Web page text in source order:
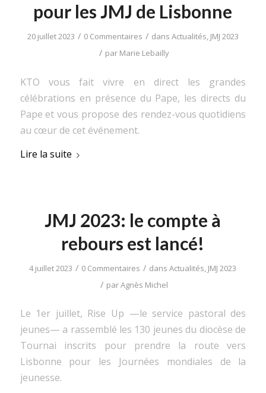
pour les JMJ de Lisbonne
20 juillet 2023 / 0 Commentaires / dans Actualités, JMJ 2023
/ par Marie Lebailly
KTO vous fait vivre en direct les grandes
célébrations en présence du Pape, les directs du
Pape et vous propose des rendez-vous quotidiens
au cœur de cet événement.
Lire la suite
JMJ 2023: le compte à
rebours est lancé!
4 juillet 2023 / 0 Commentaires / dansActualités, JMJ 2023
/ parAgnès Michel
Le 1er juillet, Rise Up —le service pastoral des
jeunes— a rassemblé les 130 jeunes du diocèse de
Tournai inscrits pour prendre la route vers
Lisbonne pour les Journées mondiales de la
jeunesse.